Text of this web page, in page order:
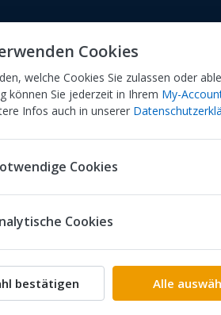
Cookies
welche Cookies Sie zulassen oder
können Sie jederzeit in Ihrem My-
Infos auch in unserer
Cookies
Cookies
bestätigen Alle